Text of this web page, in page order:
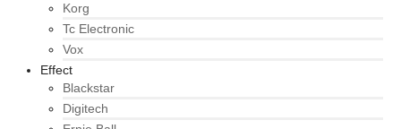
Korg
Tc Electronic
Vox
Effect
Blackstar
Digitech